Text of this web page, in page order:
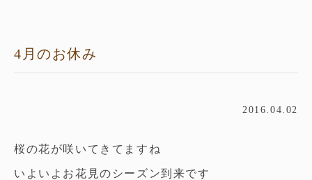
4月のお休み
2016.04.02
桜の花が咲いてきてますね
いよいよお花見のシーズン到来です